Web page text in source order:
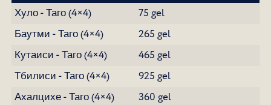
Хуло - Таго (4×4)
75 gel
Баутми - Таго (4×4)
265 gel
Кутаиси - Таго (4×4)
465 gel
Тбилиси - Таго (4×4)
925 gel
Ахалцихе - Таго (4×4)
360 gel